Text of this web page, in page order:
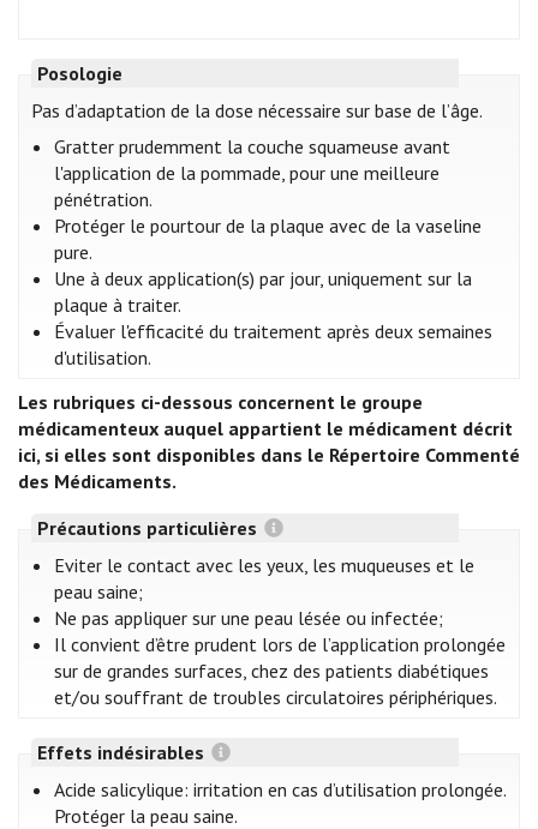
Posologie
Pas d’adaptation de la dose nécessaire sur base de l’âge.
Gratter prudemment la couche squameuse avant
l'application de la pommade, pour une meilleure
pénétration.
Protéger le pourtour de la plaque avec de la vaseline
pure.
Une à deux application(s) par jour, uniquement sur la
plaque à traiter.
Évaluer l'efficacité du traitement après deux semaines
d'utilisation.
Les rubriques ci-dessous concernent le groupe
médicamenteux auquel appartient le médicament décrit
ici, si elles sont disponibles dans le Répertoire Commenté
des Médicaments.
Précautions particulières
Eviter le contact avec les yeux, les muqueuses et le
peau saine;
Ne pas appliquer sur une peau lésée ou infectée;
Il convient d’être prudent lors de l’application prolongée
sur de grandes surfaces, chez des patients diabétiques
et/ou souffrant de troubles circulatoires périphériques.
Effets indésirables
Acide salicylique: irritation en cas d’utilisation prolongée.
Protéger la peau saine.